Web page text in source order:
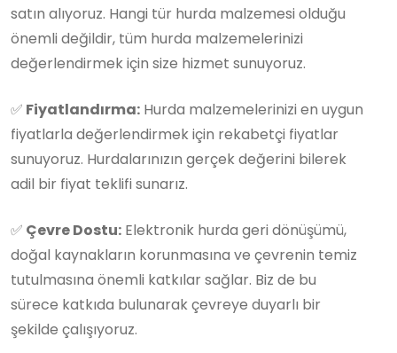
satın alıyoruz. Hangi tür hurda malzemesi olduğu
önemli değildir, tüm hurda malzemelerinizi
değerlendirmek için size hizmet sunuyoruz.
✅ Fiyatlandırma: Hurda malzemelerinizi en uygun
fiyatlarla değerlendirmek için rekabetçi fiyatlar
sunuyoruz. Hurdalarınızın gerçek değerini bilerek
adil bir fiyat teklifi sunarız.
✅ Çevre Dostu: Elektronik hurda geri dönüşümü,
doğal kaynakların korunmasına ve çevrenin temiz
tutulmasına önemli katkılar sağlar. Biz de bu
sürece katkıda bulunarak çevreye duyarlı bir
şekilde çalışıyoruz.